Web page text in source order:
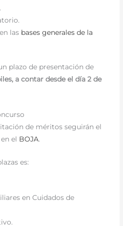
las bases generales de la
plazo de presentación de
a contar desde el día 2 de
de méritos seguirán el
el BOJA.
es:
en Cuidados de